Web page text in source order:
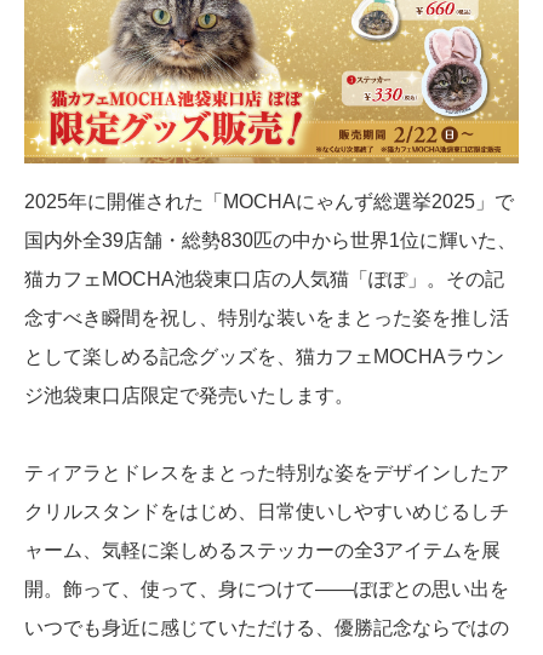
2025年に開催された「MOCHAにゃんず総選挙2025」で
国内外全39店舗・総勢830匹の中から世界1位に輝いた、
猫カフェMOCHA池袋東口店の人気猫「ぽぽ」。その記
念すべき瞬間を祝し、特別な装いをまとった姿を推し活
として楽しめる記念グッズを、猫カフェMOCHAラウン
ジ池袋東口店限定で発売いたします。
ティアラとドレスをまとった特別な姿をデザインしたア
クリルスタンドをはじめ、日常使いしやすいめじるしチ
ャーム、気軽に楽しめるステッカーの全3アイテムを展
開。飾って、使って、身につけて——ぽぽとの思い出を
いつでも身近に感じていただける、優勝記念ならではの